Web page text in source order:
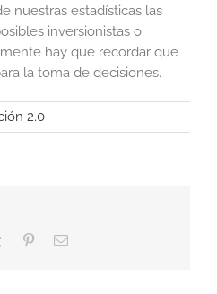
nuestras estadísticas las
inversionistas o
hay que recordar que
la toma de decisiones.
2.0
Tumblr PinterestCorreo